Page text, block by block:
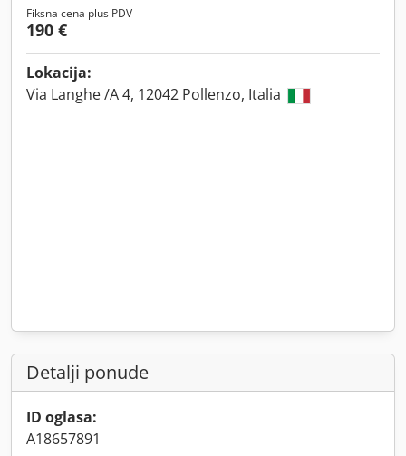
Fiksna cena plus PDV
190 €
Lokacija:
Via Langhe /A 4, 12042 Pollenzo, Italia
Detalji ponude
ID oglasa:
A18657891